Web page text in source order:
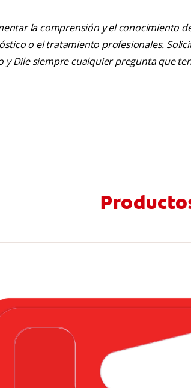
la comprensión y el conocimiento
o el tratamiento profesionales.
y Dile siempre cualquier pregunta que